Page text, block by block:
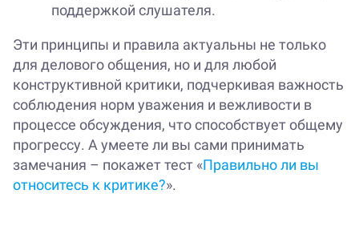
поддержкой слушателя.
Эти принципы и правила актуальны не только
для делового общения, но и для любой
конструктивной критики, подчеркивая важность
соблюдения норм уважения и вежливости в
процессе обсуждения, что способствует общему
прогрессу. А умеете ли вы сами принимать
замечания – покажет тест «Правильно ли вы
относитесь к критике?».